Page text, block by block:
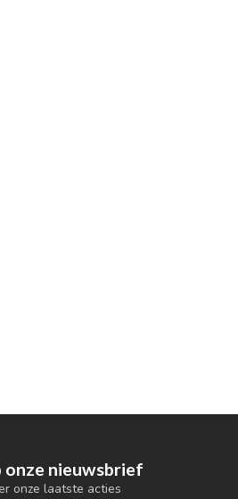
onze nieuwsbrief
onze laatste acties